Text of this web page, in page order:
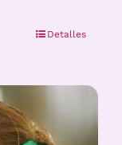
Detalles